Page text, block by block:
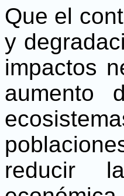
Que el
y
impactos
aumento
reducir